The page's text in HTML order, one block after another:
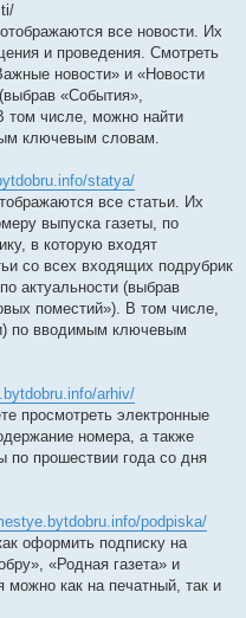
все новости. Их
и проведения. Смотреть
новости» и «Новости
«События»,
том числе, можно найти
ключевым словам.
statya/
все статьи. Их
выпуска газеты, по
в которую входят
со всех входящих подрубрик
актуальности (выбрав
поместий»). В том числе,
по вводимым ключевым
arhiv/
просмотреть электронные
номера, а также
по прошествии года со дня
podpiska/
оформить подписку на
«Родная газета» и
как на печатный, так и